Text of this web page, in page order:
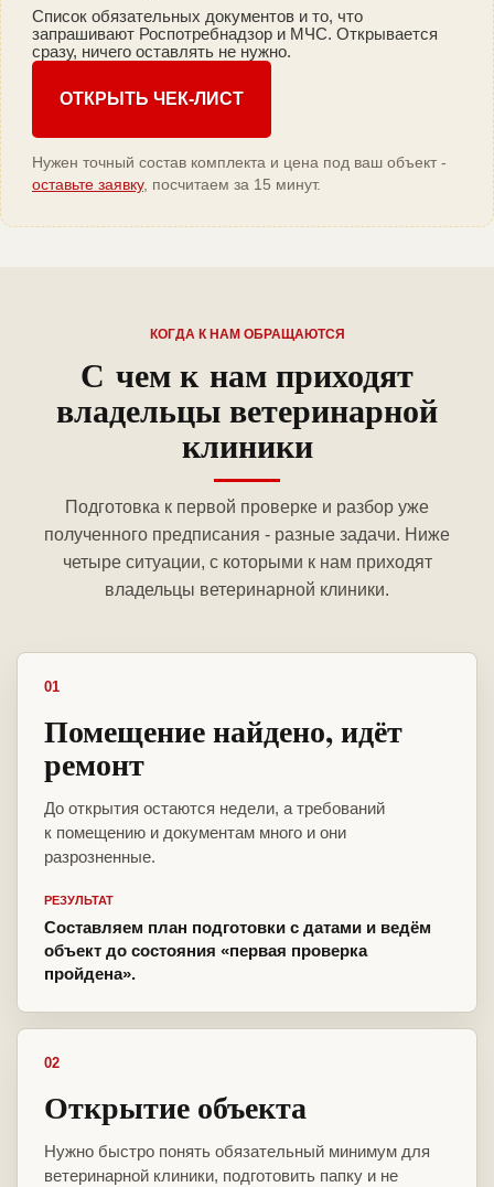
Список обязательных документов и то, что
запрашивают Роспотребнадзор и МЧС. Открывается
сразу, ничего оставлять не нужно.
ОТКРЫТЬ ЧЕК-ЛИСТ
Нужен точный состав комплекта и цена под ваш объект -
оставьте заявку, посчитаем за 15 минут.
КОГДА К НАМ ОБРАЩАЮТСЯ
С чем к нам приходят
владельцы ветеринарной
клиники
Подготовка к первой проверке и разбор уже
полученного предписания - разные задачи. Ниже
четыре ситуации, с которыми к нам приходят
владельцы ветеринарной клиники.
01
Помещение найдено, идёт
ремонт
До открытия остаются недели, а требований
к помещению и документам много и они
разрозненные.
РЕЗУЛЬТАТ
Составляем план подготовки с датами и ведём
объект до состояния «первая проверка
пройдена».
02
Открытие объекта
Нужно быстро понять обязательный минимум для
ветеринарной клиники, подготовить папку и не